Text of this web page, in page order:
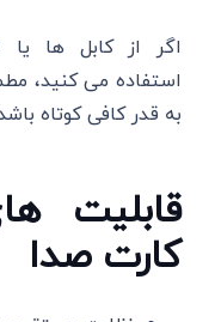
اگر از کابل ‌ها یا
استفاده می ‌کنید،
به قدر کافی کوتاه
قابلیت
کارت صدا